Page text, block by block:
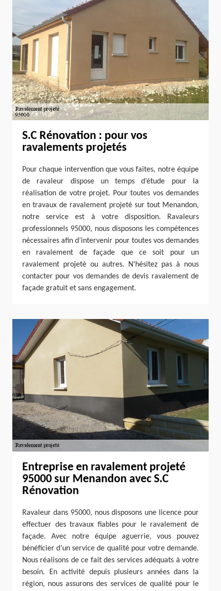
S.C Rénovation : pour vos
ravalements projetés
Pour chaque intervention que vous faites, notre équipe
de ravaleur dispose un temps d’étude pour la
réalisation de votre projet. Pour toutes vos demandes
en travaux de ravalement projeté sur tout Menandon,
notre service est à votre disposition. Ravaleurs
professionnels 95000, nous disposons les compétences
nécessaires afin d’intervenir pour toutes vos demandes
en ravalement de façade que ce soit pour un
ravalement projeté ou autres. N’hésitez pas à nous
contacter pour vos demandes de devis ravalement de
façade gratuit et sans engagement.
Entreprise en ravalement projeté
95000 sur Menandon avec S.C
Rénovation
Ravaleur dans 95000, nous disposons une licence pour
effectuer des travaux fiables pour le ravalement de
façade. Avec notre équipe aguerrie, vous pouvez
bénéficier d’un service de qualité pour votre demande.
Nous réalisons de ce fait des services adéquats à votre
besoin. En activité depuis plusieurs années dans la
région, nous assurons des services de qualité pour le